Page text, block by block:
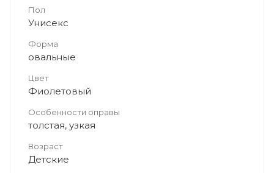
Пол
Унисекс
Форма
овальные
Цвет
Фиолетовый
Особенности оправы
толстая, узкая
Возраст
Детские